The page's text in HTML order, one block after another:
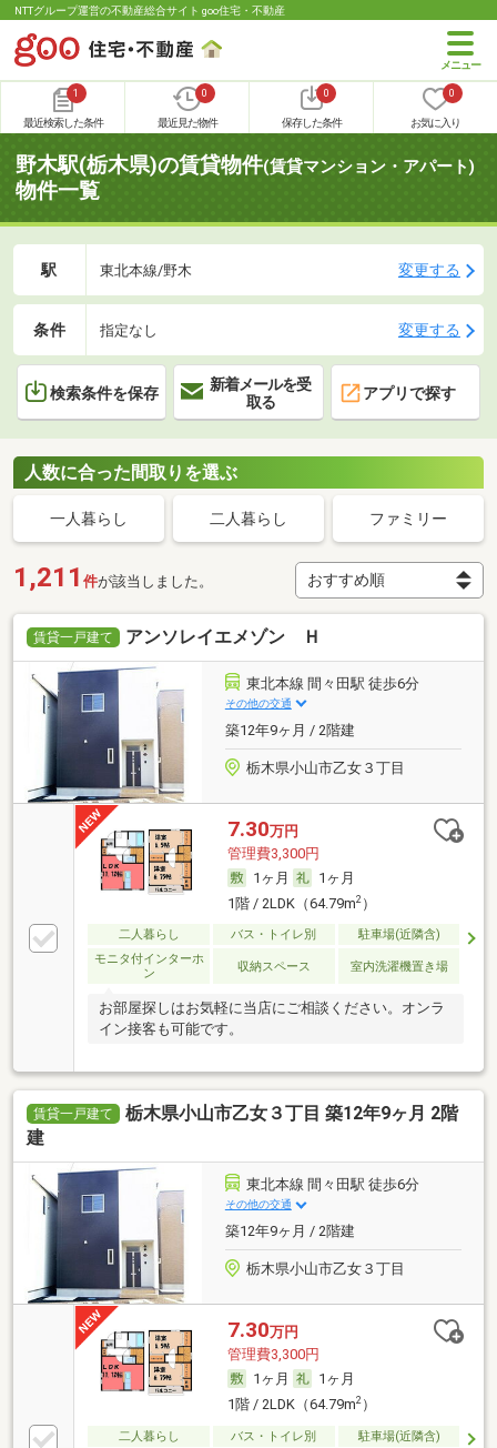
NTTグループ運営の不動産総合サイト goo住宅・不動産
1
最近検索した条件
0
最近見た物件
0
保存した条件
0
お気に入り
野木駅(栃木県)の賃貸物件(賃貸マンション・アパート)
物件一覧
駅 東北本線/野木 変更する
条件 指定なし 変更する
検索条件を保存
新着メールを受
取る
アプリで探す
人数に合った間取りを選ぶ
一人暮らし 二人暮らし ファミリー
1,211 件が該当しました。
賃貸一戸建て アンソレイエメゾン Ｈ
東北本線 間々田駅 徒歩6分
その他の交通
築12年9ヶ月 / 2階建
栃木県小山市乙女３丁目
7.30万円
管理費3,300円
1ヶ月
1ヶ月
1階 / 2LDK（64.79m2）
二人暮らし バス・トイレ別
駐車場(近隣含)
モニタ付インターホ
ン
収納スペース 室内洗濯機置き場
お部屋探しはお気軽に当店にご相談ください。オンラ
イン接客も可能です。
賃貸一戸建て
栃木県小山市乙女３丁目 築12年9ヶ月 2階
建
東北本線 間々田駅 徒歩6分
その他の交通
築12年9ヶ月 / 2階建
栃木県小山市乙女３丁目
7.30万円
管理費3,300円
1ヶ月
1ヶ月
1階 / 2LDK（64.79m2）
二人暮らし バス・トイレ別
駐車場(近隣含)